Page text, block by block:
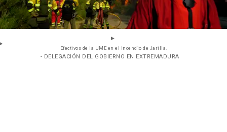
Efectivos de la UME en el incendio de Jarilla.
- DELEGACIÓN DEL GOBIERNO EN EXTREMADURA